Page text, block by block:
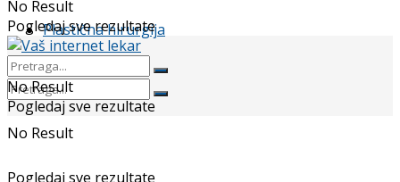
Plastična hirurgija
No Result
Pogledaj sve rezultate
No Result
Pogledaj sve rezultate
No Result
Pogledaj sve rezultate